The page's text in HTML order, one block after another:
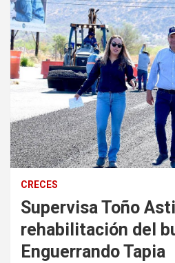
CRECES
Supervisa Toño
rehabilitación del
Enguerrando Tapia